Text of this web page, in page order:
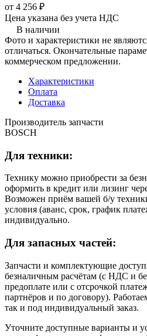
от 4 256 ₽
Цена указана без учета НДС
В наличии
Фото и характеристики не
отличаться. Окончательные
коммерческом предложении.
Характеристики
Оплата
Доставка
Производитель запчасти
BOSCH
Для техники:
Технику можно приобрести за
оформить в кредит или лизинг
Возможен приём вашей б/у
условия (аванс, срок, график
индивидуально.
Для запасных частей:
Запчасти и комплектующие
безналичным расчётам (с НДС и
предоплате или с отсрочкой
партнёров и по договору).
так и под индивидуальный заказ.
Уточните доступные варианты и